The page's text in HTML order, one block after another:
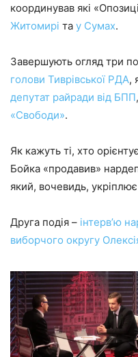
координував які
Житомирі та у Сумах.
Завершують огляд три
голови Тиврівської РДА,
депутат райради від БПП
«Свободи».
Як кажуть ті, хто
Бойка «продавив»
який, вочевидь, укріплює
Друга подія – інтерв’ю
виборчого округу